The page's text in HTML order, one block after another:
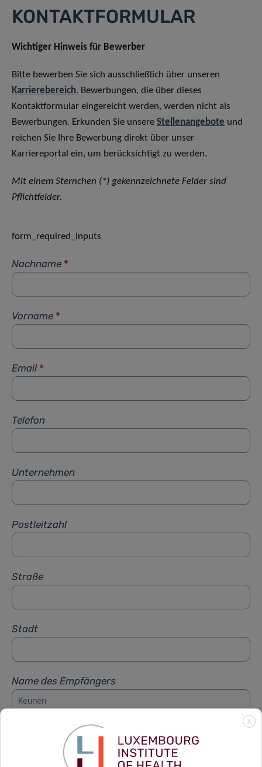
KONTAKTFORMULAR
Wichtiger Hinweis für Bewerber
Bitte bewerben Sie sich ausschließlich über unseren
Karrierebereich. Bewerbungen, die über dieses
Kontaktformular eingereicht werden, werden nicht als
Bewerbungen. Erkunden Sie unsere Stellenangebote und
reichen Sie Ihre Bewerbung direkt über unser
Karriereportal ein, um berücksichtigt zu werden.
Mit einem Sternchen (*) gekennzeichnete Felder sind
Pflichtfelder.
form_required_inputs
Nachname *
Vorname *
Email *
Telefon
Unternehmen
Postleitzahl
Straße
Stadt
Name des Empfängers
Vorname des Empfängers
X